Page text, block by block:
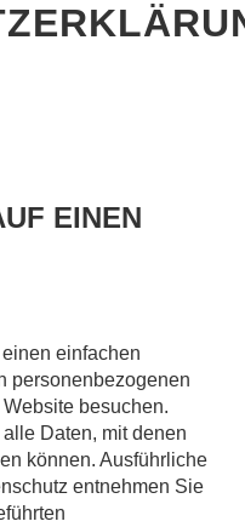
EINEN
einfachen
personenbezogenen
besuchen.
Daten, mit denen
können. Ausführliche
entnehmen Sie